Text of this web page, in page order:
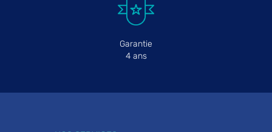
Garantie
4 ans